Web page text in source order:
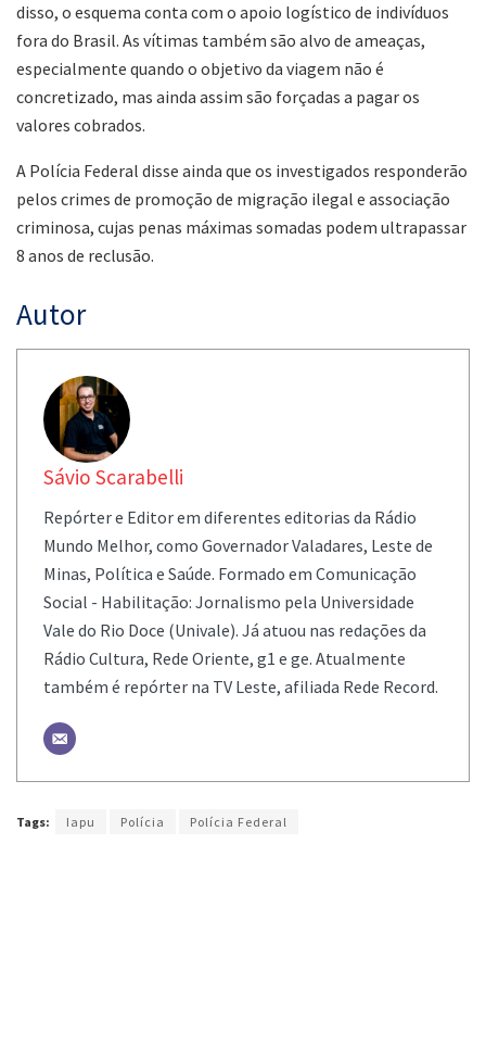
disso, o esquema conta com o apoio logístico de indivíduos
fora do Brasil. As vítimas também são alvo de ameaças,
especialmente quando o objetivo da viagem não é
concretizado, mas ainda assim são forçadas a pagar os
valores cobrados.
A Polícia Federal disse ainda que os investigados responderão
pelos crimes de promoção de migração ilegal e associação
criminosa, cujas penas máximas somadas podem ultrapassar
8 anos de reclusão.
Autor
Sávio Scarabelli
Repórter e Editor em diferentes editorias da Rádio
Mundo Melhor, como Governador Valadares, Leste de
Minas, Política e Saúde. Formado em Comunicação
Social - Habilitação: Jornalismo pela Universidade
Vale do Rio Doce (Univale). Já atuou nas redações da
Rádio Cultura, Rede Oriente, g1 e ge. Atualmente
também é repórter na TV Leste, afiliada Rede Record.
Tags: Iapu Polícia Polícia Federal